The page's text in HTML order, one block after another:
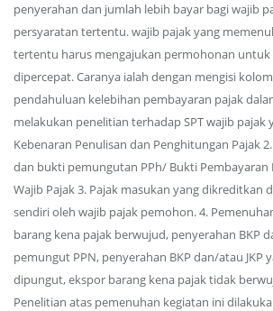
penyerahan dan jumlah lebih bayar bagi wajib
persyaratan tertentu. wajib pajak yang
tertentu harus mengajukan permohonan
dipercepat. Caranya ialah dengan mengisi
pendahuluan kelebihan pembayaran pajak
melakukan penelitian terhadap SPT wajib pajak
Kebenaran Penulisan dan Penghitungan Pajak
dan bukti pemungutan PPh/ Bukti Pembayaran
Wajib Pajak 3. Pajak masukan yang dikreditkan
sendiri oleh wajib pajak pemohon. 4.
barang kena pajak berwujud, penyerahan BKP
pemungut PPN, penyerahan BKP dan/atau JKP
dipungut, ekspor barang kena pajak tidak
Penelitian atas pemenuhan kegiatan ini